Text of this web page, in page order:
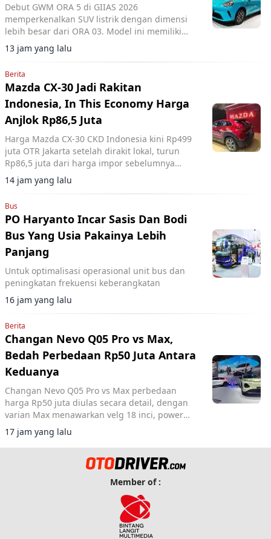
Debut GWM ORA 5 di GIIAS 2026
memperkenalkan SUV listrik dengan dimensi
lebih besar dari ORA 03. Model ini memiliki
panjang 4.471 mm dan wheelbase 2.720 mm.
13 jam yang lalu
Berita
Mazda CX-30 Jadi Rakitan
Indonesia, In This Economy Harga
Anjlok Rp86,5 Juta
Harga Mazda CX-30 CKD Indonesia kini Rp499
juta OTR Jakarta setelah dirakit lokal, turun
Rp86,5 juta dari harga impor sebelumnya
dengan penyesuaian spesifikasi tertentu.
14 jam yang lalu
Bus
PO Haryanto Incar Sasis Dan Bodi
Bus Yang Usia Pakainya Lebih
Panjang
Untuk optimalisasi operasional unit bus dan
peningkatan frekuensi keberangkatan
16 jam yang lalu
Berita
Changan Nevo Q05 Pro vs Max,
Bedah Perbedaan Rp50 Juta Antara
Keduanya
Changan Nevo Q05 Pro vs Max perbedaan
harga Rp50 juta diulas secara detail, dengan
varian Max menawarkan velg 18 inci, power
tailgate, dan panoramic roof sementara
performa motor listrik tetap sama.
17 jam yang lalu
Member of :